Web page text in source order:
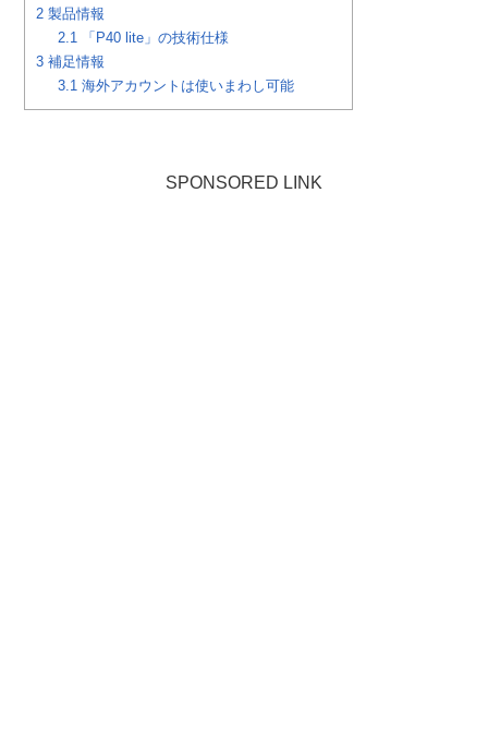
2 製品情報
2.1 「P40 lite」の技術仕様
3 補足情報
3.1 海外アカウントは使いまわし可能
SPONSORED LINK